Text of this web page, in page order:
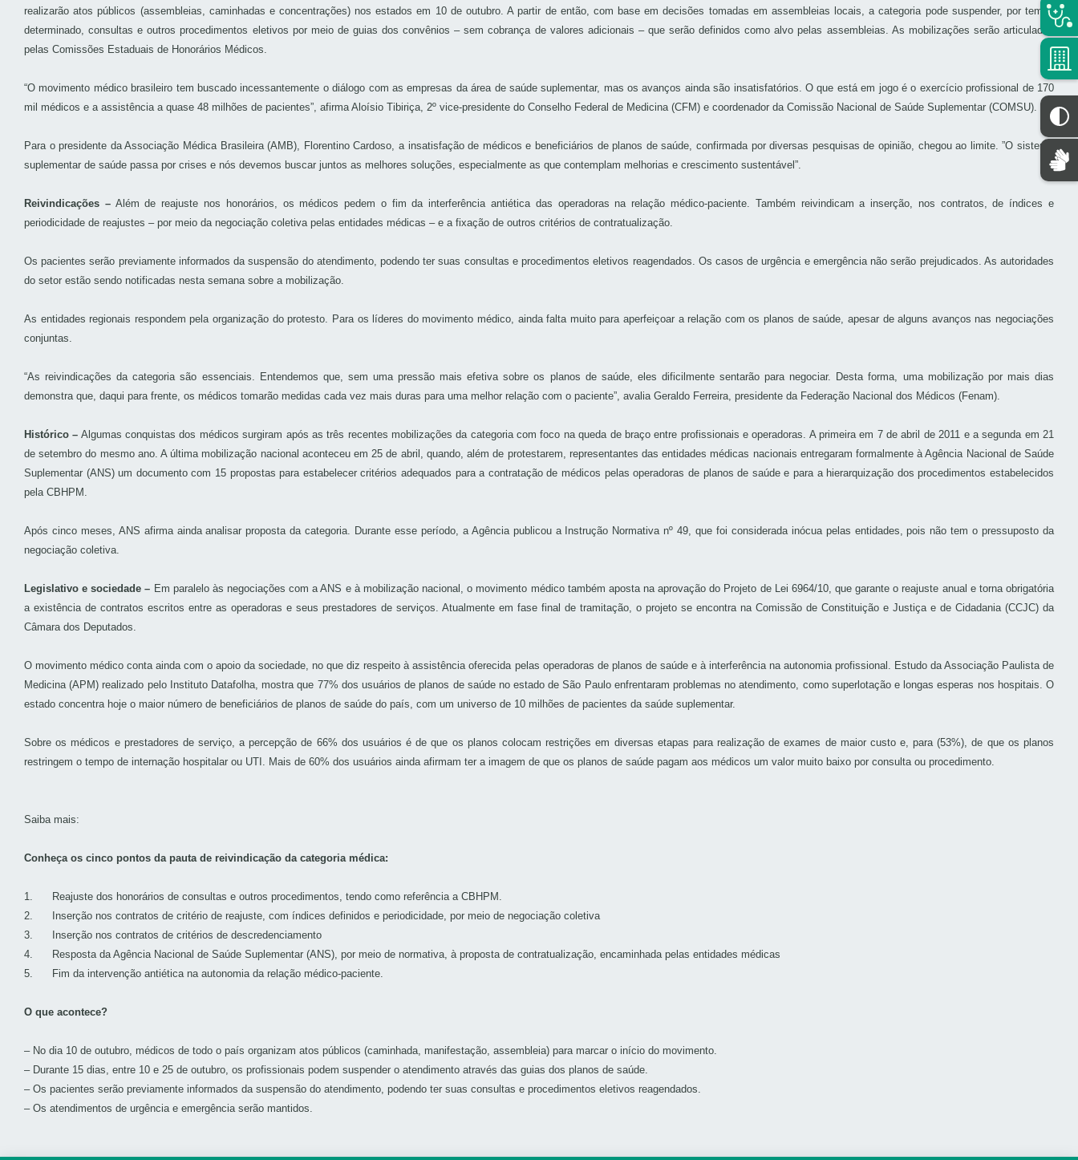
realizarão atos públicos (assembleias, caminhadas e concentrações) nos estados em 10 de outubro. A partir de então, com base em decisões tomadas em assembleias locais, a categoria pode suspender, por tempo
determinado, consultas e outros procedimentos eletivos por meio de guias dos convênios – sem cobrança de valores adicionais – que serão definidos como alvo pelas assembleias. As mobilizações serão articuladas
pelas Comissões Estaduais de Honorários Médicos.
“O movimento médico brasileiro tem buscado incessantemente o diálogo com as empresas da área de saúde suplementar, mas os avanços ainda são insatisfatórios. O que está em jogo é o exercício profissional de 170
mil médicos e a assistência a quase 48 milhões de pacientes”, afirma Aloísio Tibiriça, 2º vice-presidente do Conselho Federal de Medicina (CFM) e coordenador da Comissão Nacional de Saúde Suplementar (COMSU).
Para o presidente da Associação Médica Brasileira (AMB), Florentino Cardoso, a insatisfação de médicos e beneficiários de planos de saúde, confirmada por diversas pesquisas de opinião, chegou ao limite. ”O sistema
suplementar de saúde passa por crises e nós devemos buscar juntos as melhores soluções, especialmente as que contemplam melhorias e crescimento sustentável”.
Reivindicações –Além de reajuste nos honorários, os médicos pedem o fim da interferência antiética das operadoras na relação médico-paciente. Também reivindicam a inserção, nos contratos, de índices e
periodicidade de reajustes – por meio da negociação coletiva pelas entidades médicas – e a fixação de outros critérios de contratualização.
Os pacientes serão previamente informados da suspensão do atendimento, podendo ter suas consultas e procedimentos eletivos reagendados. Os casos de urgência e emergência não serão prejudicados. As autoridades
do setor estão sendo notificadas nesta semana sobre a mobilização.
As entidades regionais respondem pela organização do protesto. Para os líderes do movimento médico, ainda falta muito para aperfeiçoar a relação com os planos de saúde, apesar de alguns avanços nas negociações
conjuntas.
“As reivindicações da categoria são essenciais. Entendemos que, sem uma pressão mais efetiva sobre os planos de saúde, eles dificilmente sentarão para negociar. Desta forma, uma mobilização por mais dias
demonstra que, daqui para frente, os médicos tomarão medidas cada vez mais duras para uma melhor relação com o paciente”, avalia Geraldo Ferreira, presidente da Federação Nacional dos Médicos (Fenam).
Histórico – Algumas conquistas dos médicos surgiram após as três recentes mobilizações da categoria com foco na queda de braço entre profissionais e operadoras. A primeira em 7 de abril de 2011 e a segunda em 21
de setembro do mesmo ano. A última mobilização nacional aconteceu em 25 de abril, quando, além de protestarem, representantes das entidades médicas nacionais entregaram formalmente à Agência Nacional de Saúde
Suplementar (ANS) um documento com 15 propostas para estabelecer critérios adequados para a contratação de médicos pelas operadoras de planos de saúde e para a hierarquização dos procedimentos estabelecidos
pela CBHPM.
Após cinco meses, ANS afirma ainda analisar proposta da categoria. Durante esse período, a Agência publicou a Instrução Normativa nº 49, que foi considerada inócua pelas entidades, pois não tem o pressuposto da
negociação coletiva.
Legislativo e sociedade – Em paralelo às negociações com a ANS e à mobilização nacional, o movimento médico também aposta na aprovação do Projeto de Lei 6964/10, que garante o reajuste anual e torna obrigatória
a existência de contratos escritos entre as operadoras e seus prestadores de serviços. Atualmente em fase final de tramitação, o projeto se encontra na Comissão de Constituição e Justiça e de Cidadania (CCJC) da
Câmara dos Deputados.
O movimento médico conta ainda com o apoio da sociedade, no que diz respeito à assistência oferecida pelas operadoras de planos de saúde e à interferência na autonomia profissional. Estudo da Associação Paulista de
Medicina (APM) realizado pelo Instituto Datafolha, mostra que 77% dos usuários de planos de saúde no estado de São Paulo enfrentaram problemas no atendimento, como superlotação e longas esperas nos hospitais. O
estado concentra hoje o maior número de beneficiários de planos de saúde do país, com um universo de 10 milhões de pacientes da saúde suplementar.
Sobre os médicos e prestadores de serviço, a percepção de 66% dos usuários é de que os planos colocam restrições em diversas etapas para realização de exames de maior custo e, para (53%), de que os planos
restringem o tempo de internação hospitalar ou UTI. Mais de 60% dos usuários ainda afirmam ter a imagem de que os planos de saúde pagam aos médicos um valor muito baixo por consulta ou procedimento.
Saiba mais:
Conheça os cinco pontos da pauta de reivindicação da categoria médica:
1. Reajuste dos honorários de consultas e outros procedimentos, tendo como referência a CBHPM.
2. Inserção nos contratos de critério de reajuste, com índices definidos e periodicidade, por meio de negociação coletiva
3. Inserção nos contratos de critérios de descredenciamento
4. Resposta da Agência Nacional de Saúde Suplementar (ANS), por meio de normativa, à proposta de contratualização, encaminhada pelas entidades médicas
5. Fim da intervenção antiética na autonomia da relação médico-paciente.
O que acontece?
– No dia 10 de outubro, médicos de todo o país organizam atos públicos (caminhada, manifestação, assembleia) para marcar o início do movimento.
– Durante 15 dias, entre 10 e 25 de outubro, os profissionais podem suspender o atendimento através das guias dos planos de saúde.
– Os pacientes serão previamente informados da suspensão do atendimento, podendo ter suas consultas e procedimentos eletivos reagendados.
– Os atendimentos de urgência e emergência serão mantidos.